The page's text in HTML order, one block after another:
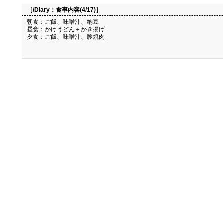
［/Diary： 食事内容(4/17)］
朝食：ご飯、味噌汁、納豆
昼食：かけうどん＋かき揚げ
夕食：ご飯、味噌汁、豚焼肉